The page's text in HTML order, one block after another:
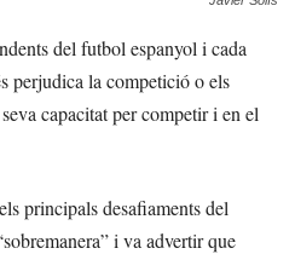
del futbol espanyol i cada
perjudica la competició o els
capacitat per competir i en el
principals desafiaments del
i va advertir que